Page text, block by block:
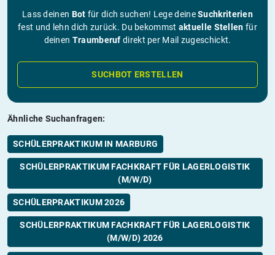
Lass deinen Bot für dich suchen! Lege deineSuchkriterien
fest und lehn dich zurück. Du bekommst aktuelle Stellen für
deinen Traumberuf direkt per Mail zugeschickt.
SUCHBOT ERSTELLEN
Ähnliche Suchanfragen:
SCHÜLERPRAKTIKUM IN MARBURG
SCHÜLERPRAKTIKUM FACHKRAFT FÜR LAGERLOGISTIK
(M/W/D)
SCHÜLERPRAKTIKUM 2026
SCHÜLERPRAKTIKUM FACHKRAFT FÜR LAGERLOGISTIK
(M/W/D) 2026